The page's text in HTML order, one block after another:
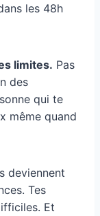
les 48h
limites. Pas
des
qui te
même quand
deviennent
Tes
Et